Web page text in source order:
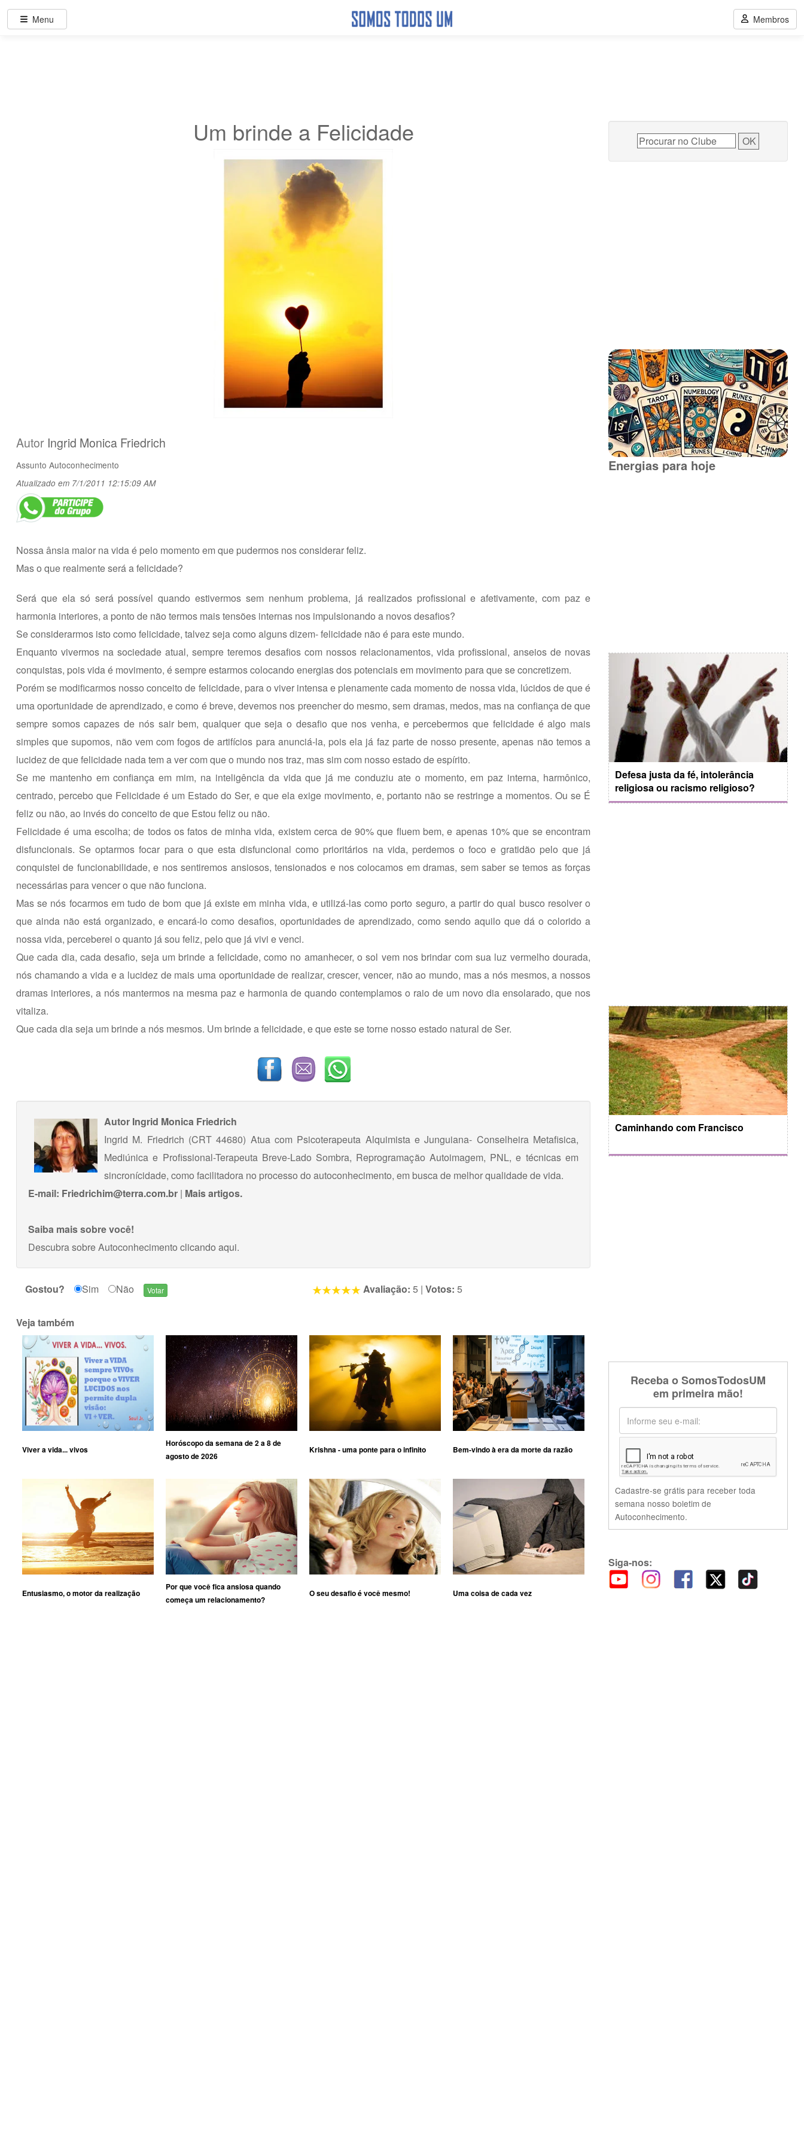
Um brinde a Felicidade
Autor Ingrid Monica Friedrich
Assunto Autoconhecimento
Atualizado em 7/1/2011 12:15:09 AM
Nossa ânsia maior na vida é pelo momento em que pudermos nos considerar feliz.
Mas o que realmente será a felicidade?
Será que ela só será possível quando estivermos sem nenhum problema, já realizados profissional e afetivamente, com paz e
harmonia interiores, a ponto de não termos mais tensões internas nos impulsionando a novos desafios?
Se considerarmos isto como felicidade, talvez seja como alguns dizem- felicidade não é para este mundo.
Enquanto vivermos na sociedade atual, sempre teremos desafios com nossos relacionamentos, vida profissional, anseios de novas
conquistas, pois vida é movimento, é sempre estarmos colocando energias dos potenciais em movimento para que se concretizem.
Porém se modificarmos nosso conceito de felicidade, para o viver intensa e plenamente cada momento de nossa vida, lúcidos de que é
uma oportunidade de aprendizado, e como é breve, devemos nos preencher do mesmo, sem dramas, medos, mas na confiança de que
sempre somos capazes de nós sair bem, qualquer que seja o desafio que nos venha, e percebermos que felicidade é algo mais
simples que supomos, não vem com fogos de artifícios para anunciá-la, pois ela já faz parte de nosso presente, apenas não temos a
lucidez de que felicidade nada tem a ver com que o mundo nos traz, mas sim com nosso estado de espírito.
Se me mantenho em confiança em mim, na inteligência da vida que já me conduziu ate o momento, em paz interna, harmônico,
centrado, percebo que Felicidade é um Estado do Ser, e que ela exige movimento, e, portanto não se restringe a momentos. Ou se É
feliz ou não, ao invés do conceito de que Estou feliz ou não.
Felicidade é uma escolha; de todos os fatos de minha vida, existem cerca de 90% que fluem bem, e apenas 10% que se encontram
disfuncionais. Se optarmos focar para o que esta disfuncional como prioritários na vida, perdemos o foco e gratidão pelo que já
conquistei de funcionabilidade, e nos sentiremos ansiosos, tensionados e nos colocamos em dramas, sem saber se temos as forças
necessárias para vencer o que não funciona.
Mas se nós focarmos em tudo de bom que já existe em minha vida, e utilizá-las como porto seguro, a partir do qual busco resolver o
que ainda não está organizado, e encará-lo como desafios, oportunidades de aprendizado, como sendo aquilo que dá o colorido a
nossa vida, perceberei o quanto já sou feliz, pelo que já vivi e venci.
Que cada dia, cada desafio, seja um brinde a felicidade, como no amanhecer, o sol vem nos brindar com sua luz vermelho dourada,
nós chamando a vida e a lucidez de mais uma oportunidade de realizar, crescer, vencer, não ao mundo, mas a nós mesmos, a nossos
dramas interiores, a nós mantermos na mesma paz e harmonia de quando contemplamos o raio de um novo dia ensolarado, que nos
vitaliza.
Que cada dia seja um brinde a nós mesmos. Um brinde a felicidade, e que este se torne nosso estado natural de Ser.
Autor Ingrid Monica Friedrich
Ingrid M. Friedrich (CRT 44680) Atua com Psicoterapeuta Alquimista e Junguiana- Conselheira Metafisica,
Mediúnica e Profissional-Terapeuta Breve-Lado Sombra, Reprogramação Autoimagem, PNL, e técnicas em
sincronícidade, como facilitadora no processo do autoconhecimento, em busca de melhor qualidade de vida.
E-mail: Friedrichim@terra.com.br | Mais artigos.
Saiba mais sobre você!
Descubra sobre Autoconhecimento clicando aqui.
Gostou? Sim Não Avaliação: 5 | Votos: 5
Veja também
Viver a vida... vivos
Horóscopo da semana de 2 a 8 de
agosto de 2026
Krishna - uma ponte para o infinito Bem-vindo à era da morte da razão
Entusiasmo, o motor da realização
Por que você fica ansiosa quando
começa um relacionamento?
O seu desafio é você mesmo! Uma coisa de cada vez
Energias para hoje
Defesa justa da fé, intolerância
religiosa ou racismo religioso?
Caminhando com Francisco
Receba o SomosTodosUM
em primeira mão!
Cadastre-se grátis para receber toda
semana nosso boletim de
Autoconhecimento.
Siga-nos:
Menu Membros